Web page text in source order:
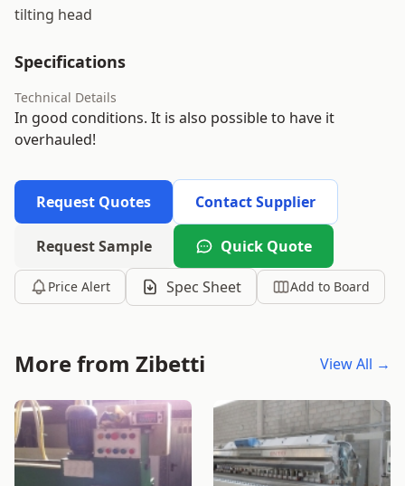
tilting head
Specifications
Technical Details
In good conditions. It is also possible to have it
overhauled!
Request Quotes Contact Supplier
Request Sample Quick Quote
Price Alert Spec Sheet Add to Board
More from Zibetti View All →